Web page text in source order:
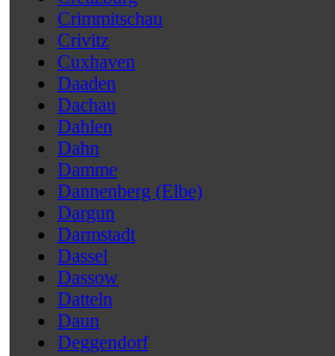
Crimmitschau
Crivitz
Cuxhaven
Daaden
Dachau
Dahlen
Dahn
Damme
Dannenberg (Elbe)
Dargun
Darmstadt
Dassel
Dassow
Datteln
Daun
Deggendorf